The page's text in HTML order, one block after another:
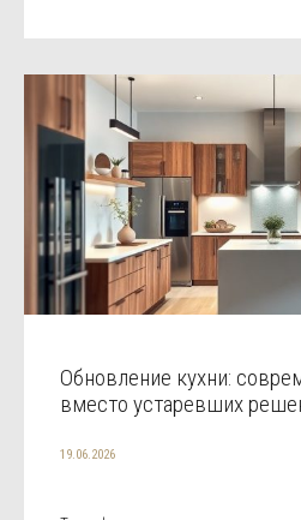
Обновление кухни:
вместо устаревших
19.06.2026